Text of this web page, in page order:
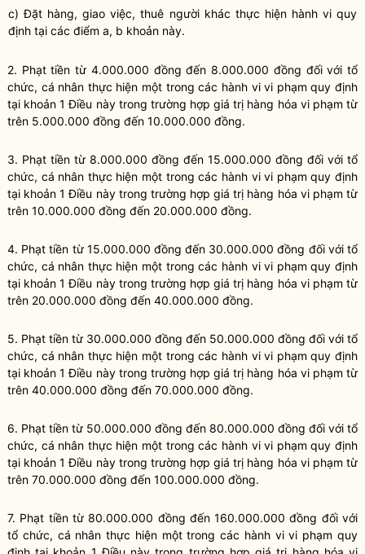
c) Đặt hàng, giao việc, thuê người khác thực hiện hành vi quy
định tại các điểm a, b khoản này.
2. Phạt tiền từ 4.000.000 đồng đến 8.000.000 đồng đối với tổ
chức, cá nhân thực hiện một trong các hành vi vi phạm quy định
tại khoản 1 Điều này trong trường hợp giá trị hàng hóa vi phạm từ
trên 5.000.000 đồng đến 10.000.000 đồng.
3. Phạt tiền từ 8.000.000 đồng đến 15.000.000 đồng đối với tổ
chức, cá nhân thực hiện một trong các hành vi vi phạm quy định
tại khoản 1 Điều này trong trường hợp giá trị hàng hóa vi phạm từ
trên 10.000.000 đồng đến 20.000.000 đồng.
4. Phạt tiền từ 15.000.000 đồng đến 30.000.000 đồng đối với tổ
chức, cá nhân thực hiện một trong các hành vi vi phạm quy định
tại khoản 1 Điều này trong trường hợp giá trị hàng hóa vi phạm từ
trên 20.000.000 đồng đến 40.000.000 đồng.
5. Phạt tiền từ 30.000.000 đồng đến 50.000.000 đồng đối với tổ
chức, cá nhân thực hiện một trong các hành vi vi phạm quy định
tại khoản 1 Điều này trong trường hợp giá trị hàng hóa vi phạm từ
trên 40.000.000 đồng đến 70.000.000 đồng.
6. Phạt tiền từ 50.000.000 đồng đến 80.000.000 đồng đối với tổ
chức, cá nhân thực hiện một trong các hành vi vi phạm quy định
tại khoản 1 Điều này trong trường hợp giá trị hàng hóa vi phạm từ
trên 70.000.000 đồng đến 100.000.000 đồng.
7. Phạt tiền từ 80.000.000 đồng đến 160.000.000 đồng đối với
tổ chức, cá nhân thực hiện một trong các hành vi vi phạm quy